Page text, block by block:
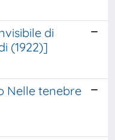
di
(1922)]
Nelle tenebre